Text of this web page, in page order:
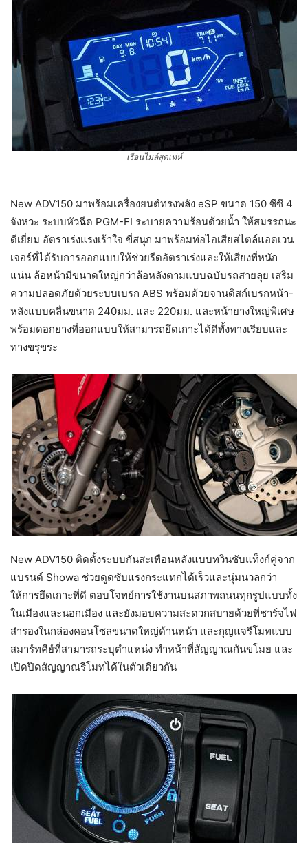
เรือนไมล์สุดเท่ห์
New ADV150 มาพร้อมเครื่องยนต์ทรงพลัง eSP ขนาด 150 ซีซี 4
จังหวะ ระบบหัวฉีด PGM-FI ระบายความร้อนด้วยน้ำ ให้สมรรถนะ
ดีเยี่ยม อัตราเร่งแรงเร้าใจ ขี่สนุก มาพร้อมท่อไอเสียสไตล์แอดเวน
เจอร์ที่ได้รับการออกแบบให้ช่วยรีดอัตราเร่งและให้เสียงที่หนัก
แน่น ล้อหน้ามีขนาดใหญ่กว่าล้อหลังตามแบบฉบับรถสายลุย เสริม
ความปลอดภัยด้วยระบบเบรก ABS พร้อมด้วยจานดิสก์เบรกหน้า-
หลังแบบคลื่นขนาด 240มม. และ 220มม. และหน้ายางใหญ่พิเศษ
พร้อมดอกยางที่ออกแบบให้สามารถยึดเกาะได้ดีทั้งทางเรียบและ
ทางขรุขระ
New ADV150 ติดตั้งระบบกันสะเทือนหลังแบบทวินซับแท็งก์คู่จาก
แบรนด์ Showa ช่วยดูดซับแรงกระแทกได้เร็วและนุ่มนวลกว่า
ให้การยึดเกาะที่ดี ตอบโจทย์การใช้งานบนสภาพถนนทุกรูปแบบทั้ง
ในเมืองและนอกเมือง และยังมอบความสะดวกสบายด้วยที่ชาร์จไฟ
สำรองในกล่องคอนโซลขนาดใหญ่ด้านหน้า และกุญแจรีโมทแบบ
สมาร์ทคีย์ที่สามารถระบุตำแหน่ง ทำหน้าที่สัญญาณกันขโมย และ
เปิดปิดสัญญาณรีโมทได้ในตัวเดียวกัน